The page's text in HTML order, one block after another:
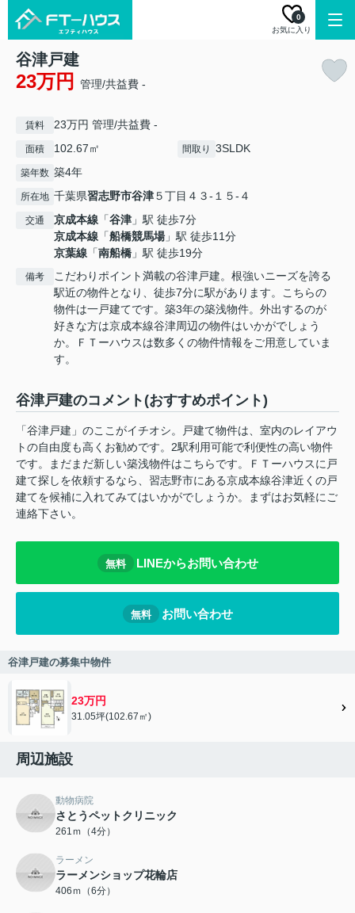
お気に入り
0
谷津戸建
23万円 管理/共益費 -
賃料 23万円 管理/共益費 -
面積 102.67㎡ 間取り 3SLDK
築年数 築4年
所在地 千葉県習志野市谷津５丁目４３-１５-４
交通 京成本線 「谷津 」駅 徒歩7分
京成本線 「船橋競馬場」駅 徒歩11分
京葉線 「南船橋 」駅 徒歩19分
備考
こだわりポイント満載の谷津戸建。根強いニーズを誇る
駅近の物件となり、徒歩7分に駅があります。こちらの
物件は一戸建てです。築3年の築浅物件。外出するのが
好きな方は京成本線谷津周辺の物件はいかがでしょう
か。ＦＴーハウスは数多くの物件情報をご用意していま
す。
谷津戸建のコメント(おすすめポイント)
「谷津戸建」のここがイチオシ。戸建て物件は、室内のレイアウ
トの自由度も高くお勧めです。2駅利用可能で利便性の高い物件
です。まだまだ新しい築浅物件はこちらです。ＦＴーハウスに戸
建て探しを依頼するなら、習志野市にある京成本線谷津近くの戸
建てを候補に入れてみてはいかがでしょうか。まずはお気軽にご
連絡下さい。
無料 LINEからお問い合わせ
無料 お問い合わせ
谷津戸建の募集中物件
23万円
31.05坪(102.67㎡)
周辺施設
動物病院
さとうペットクリニック
261ｍ（4分）
ラーメン
ラーメンショップ花輪店
406ｍ（6分）